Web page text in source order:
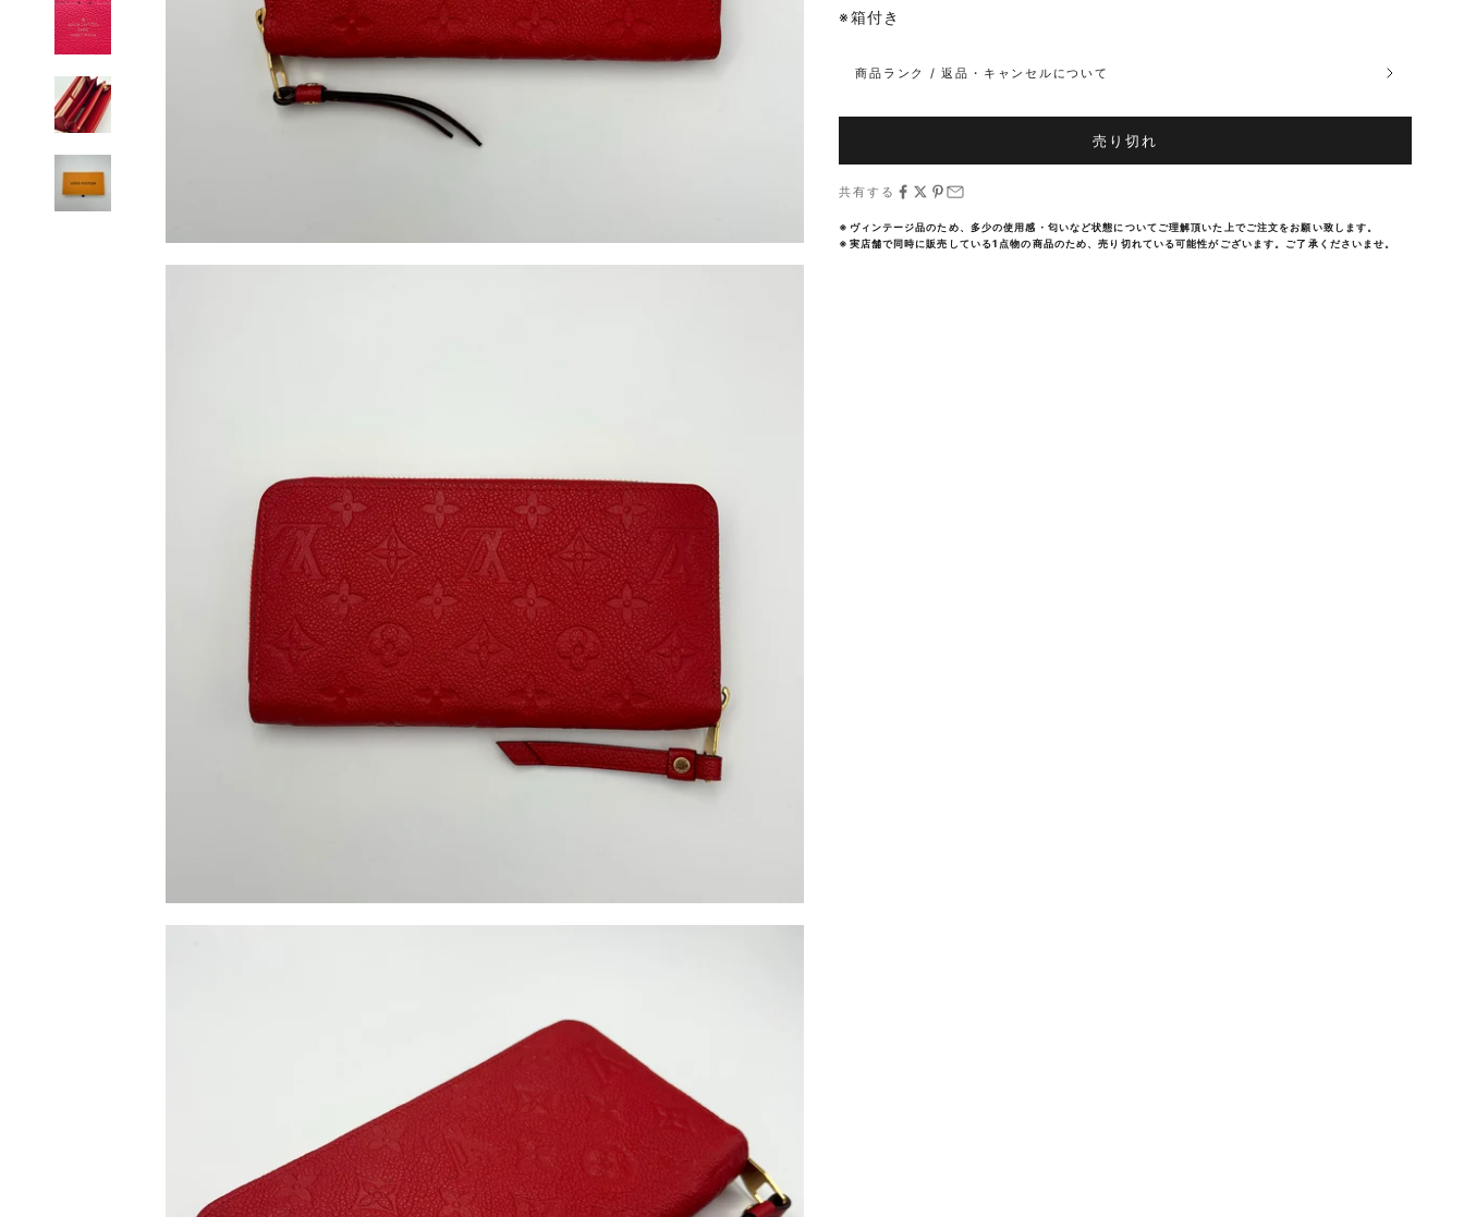
※箱付き
商品ランク / 返品・キャンセルについて
売り切れ
共有する
※ヴィンテージ品のため、多少の使用感・匂いなど状態についてご理解頂いた上でご注文をお願い致します。
※実店舗で同時に販売している1点物の商品のため、売り切れている可能性がございます。ご了承くださいませ。